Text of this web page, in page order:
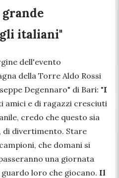
italiani"
dell'evento
della Torre Aldo Rossi
Degennaro" di Bari: "I
amici e di ragazzi cresciuti
credo che questo sia
di divertimento. Stare
che domani si
una giornata
loro che giocano. Il